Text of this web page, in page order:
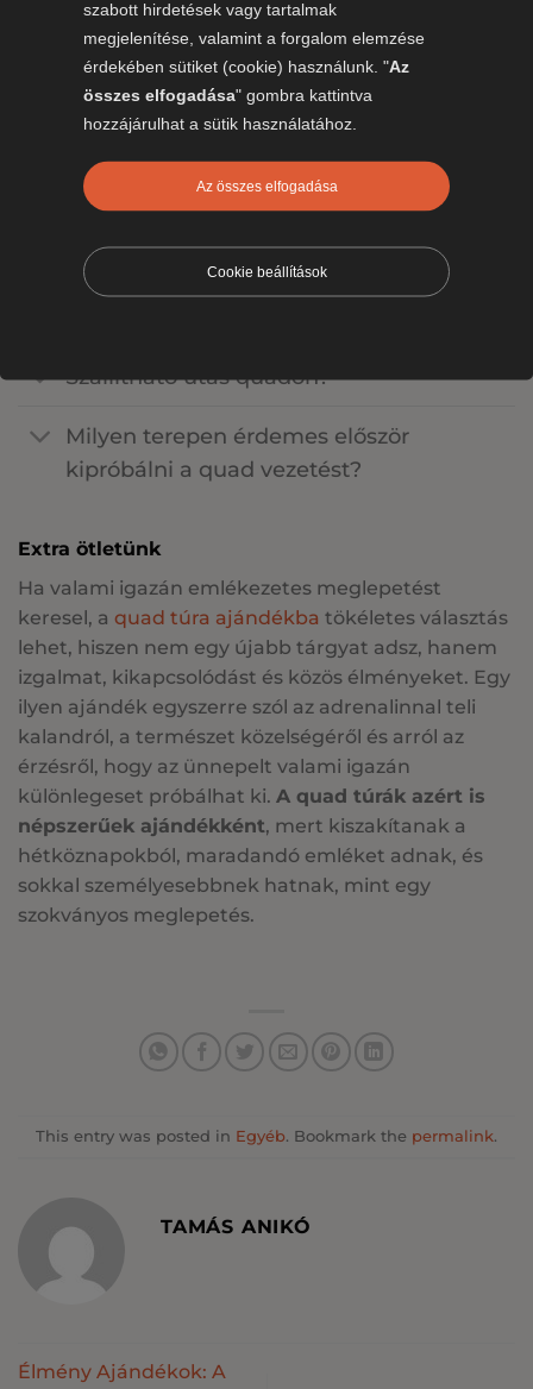
Gyakran ismételt kérdések
Kell jogosítvány quad vezetéshez?
Milyen jogosítvány kell quadhoz?
Lehet quadot vezetni
Kötelező sisakot viselni quad vezetés
Szállítható utas quadon?
Milyen terepen érdemes először
kipróbálni a quad vezetést?
Extra ötletünk
Ha valami igazán emlékezetes meglepetést
keresel, a quad túra ajándékba tökéletes választás
lehet, hiszen nem egy újabb tárgyat adsz, hanem
izgalmat, kikapcsolódást és közös élményeket. Egy
ilyen ajándék egyszerre szól az adrenalinnal teli
kalandról, a természet közelségéről és arról az
érzésről, hogy az ünnepelt valami igazán
különlegeset próbálhat ki. A quad túrák azért is
népszerűek ajándékként, mert kiszakítanak a
hétköznapokból, maradandó emléket adnak, és
sokkal személyesebbnek hatnak, mint egy
szokványos meglepetés.
This entry was posted in Egyéb. Bookmark the permalink.
TAMÁS ANIKÓ
Élmény Ajándékok: A
szabott hirdetések vagy tartalmak
megjelenítése, valamint a forgalom elemzése
érdekében sütiket (cookie) használunk. "Az
összes elfogadása" gombra kattintva
hozzájárulhat a sütik használatához.
Az összes elfogadása
Cookie beállítások